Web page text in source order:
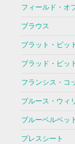
フィールド・オ
ブラウス
ブラット・ピッ
ブラッド・ピッ
フランシス・コ
ブルース・ウィ
ブルーベルベッ
プレスシート